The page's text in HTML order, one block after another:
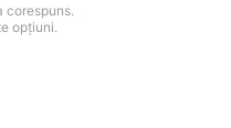
corespuns.
opțiuni.